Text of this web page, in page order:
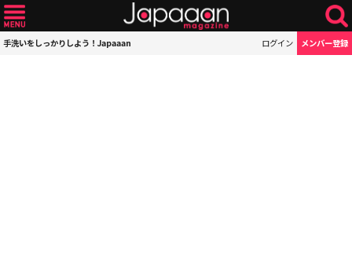
手洗いをしっかりしよう！Japaaan ログイン メンバー登録